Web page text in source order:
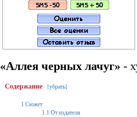
«Аллея черных лачуг» -
Содержание [убрать]
1 Сюжет
1.1 От издателя